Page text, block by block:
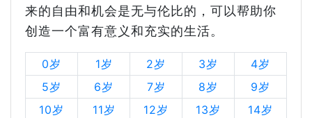
来的自由和机会是无与伦比的，可以帮助你
创造一个富有意义和充实的生活。
0岁 1岁 2岁 3岁
4岁
5岁
6岁 7岁 8岁
9岁
10岁
11岁 12岁 13岁
14岁